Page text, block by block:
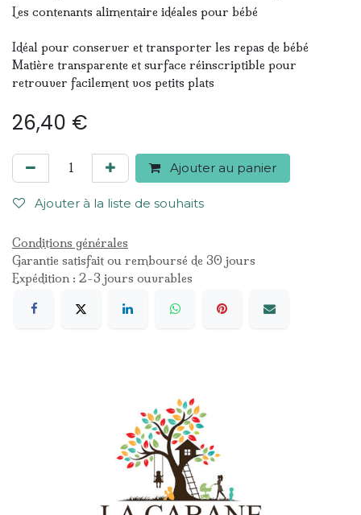
Les contenants alimentaire idéales pour bébé
Idéal pour conserver et transporter les repas de bébé
Matière transparente et surface réinscriptible pour
retrouver facilement vos petits plats
26,40 €
Ajouter au panier
Ajouter à la liste de souhaits
Conditions générales
Garantie satisfait ou remboursé de 30 jours
Expédition : 2-3 jours ouvrables